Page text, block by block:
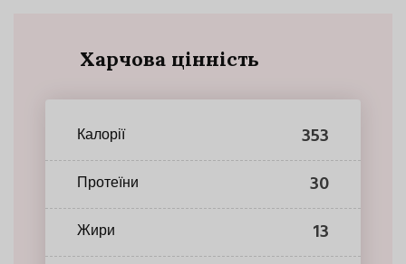
Харчова цінність
Калорії 353
Протеїни 30
Жири 13